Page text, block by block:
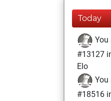
Today
You
#13127
Elo
You
#18516